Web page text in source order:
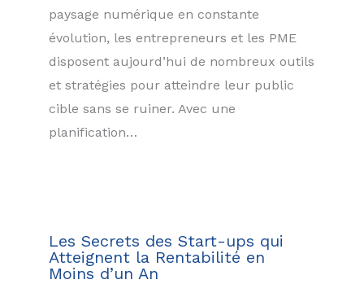
paysage numérique en constante
évolution, les entrepreneurs et les PME
disposent aujourd’hui de nombreux outils
et stratégies pour atteindre leur public
cible sans se ruiner. Avec une
planification…
Les Secrets des Start-ups qui
Atteignent la Rentabilité en
Moins d’un An